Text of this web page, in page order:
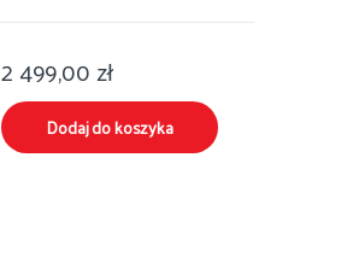
2 499,00zł
Dodaj do koszyka